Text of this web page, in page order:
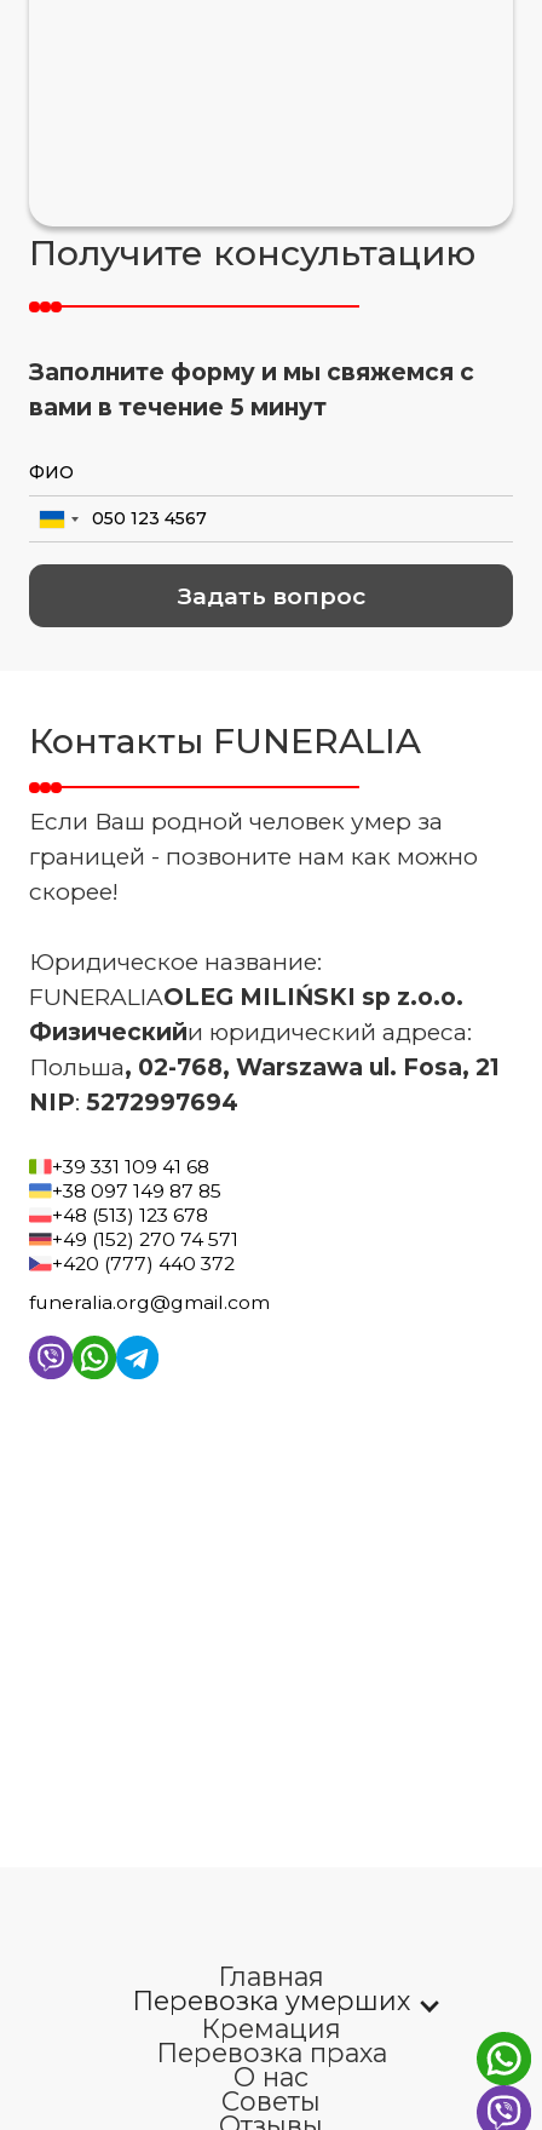
Получите консультацию
Заполните форму и мы свяжемся с
вами в течение 5 минут
Контакты FUNERALIA
Если Ваш родной человек умер за
границей - позвоните нам как можно
скорее!
Юридическое название:
FUNERALIAOLEG MILIŃSKI sp z.o.o.
‍Физическийи юридический адреса:
‍Польша, 02-768, Warszawa ul. Fosa, 21
‍NIP: 5272997694
+39 331 109 41 68
+38 097 149 87 85
+48 (513) 123 678
+49 (152) 270 74 571
+420 (777) 440 372
funeralia.org@gmail.com
Главная
Перевозка умерших
Кремация
Перевозка праха
О нас
Советы